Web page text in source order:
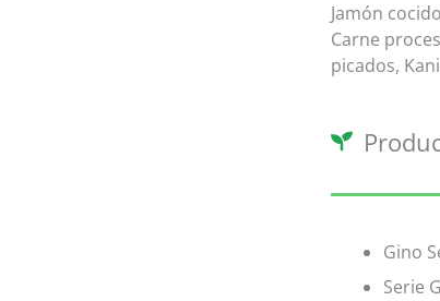
Jamón
Carne
picados,
Gino
Serie